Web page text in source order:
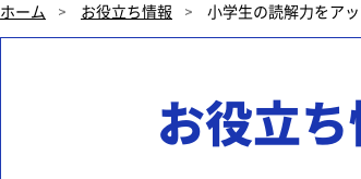
ホーム お役立ち情報 小学生の読解力をア
お役立